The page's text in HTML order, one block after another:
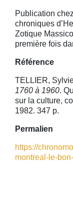
Publication
chroniques
Zotique
première fois
Référence
TELLIER,
1760 à 1960.
sur la culture,
1982. 347 p.
Permalien
https://
montreal-le-